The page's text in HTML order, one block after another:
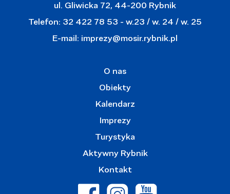
ul. Gliwicka 72, 44-200 Rybnik
Telefon: 32 422 78 53 - w.23 / w. 24 / w. 25
E-mail: imprezy@mosir.rybnik.pl
O nas
Obiekty
Kalendarz
Imprezy
Turystyka
Aktywny Rybnik
Kontakt